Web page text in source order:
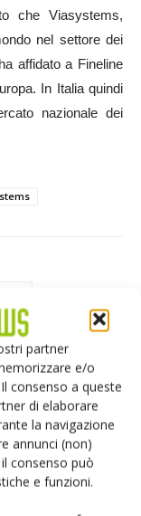
partner
e/o
consenso a queste
di elaborare
la navigazione
annunci (non)
consenso può
e funzioni.
che Viasystems,
nel settore dei
affidato a Fineline
In Italia quindi
nazionale dei
programmate